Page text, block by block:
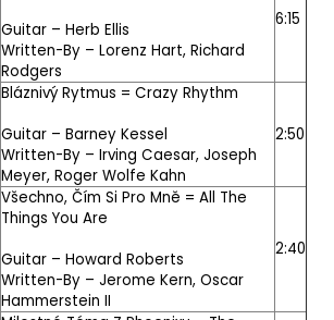
Guitar – Herb Ellis
Written-By – Lorenz Hart, Richard
Rodgers
6:15
Bláznivý Rytmus = Crazy Rhythm
Guitar – Barney Kessel
Written-By – Irving Caesar, Joseph
Meyer, Roger Wolfe Kahn
2:50
Všechno, Čím Si Pro Mně = All The
Things You Are
Guitar – Howard Roberts
Written-By – Jerome Kern, Oscar
Hammerstein II
2:40